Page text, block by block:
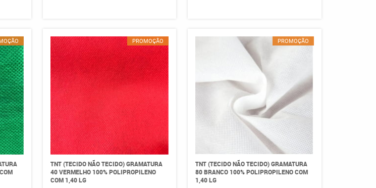
PROMOÇÃO
TNT (TECIDO NÃO TECIDO) GRAMATURA
40 VERMELHO 100% POLIPROPILENO
COM 1,40 LG
PROMOÇÃO
TNT (TECIDO NÃO TECIDO) GRAMATURA
80 BRANCO 100% POLIPROPILENO COM
1,40 LG